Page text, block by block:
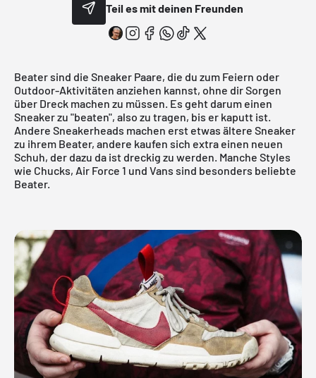
Teil es mit deinen Freunden
Beater sind die Sneaker Paare, die du zum Feiern oder
Outdoor-Aktivitäten anziehen kannst, ohne dir Sorgen
über Dreck machen zu müssen. Es geht darum einen
Sneaker zu "beaten", also zu tragen, bis er kaputt ist.
Andere Sneakerheads machen erst etwas ältere Sneaker
zu ihrem Beater, andere kaufen sich extra einen neuen
Schuh, der dazu da ist dreckig zu werden. Manche Styles
wie Chucks, Air Force 1 und Vans sind besonders beliebte
Beater.